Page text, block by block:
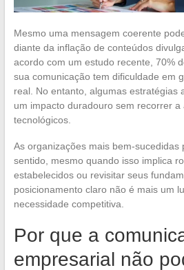
Mesmo uma mensagem coerente
diante da inflação de conteúdos
acordo com um estudo recente, 70%
sua comunicação tem dificuldade em
real. No entanto, algumas estratégias
um impacto duradouro sem recorrer
tecnológicos.
As organizações mais bem-sucedidas
sentido, mesmo quando isso implica
estabelecidos ou revisitar seus
posicionamento claro não é mais um
necessidade competitiva.
Por que a
empresarial não